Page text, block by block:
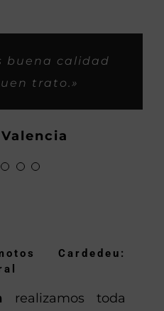
buena calidad
trato.»
tratado
si fueramos
y
para los
buen trabajo.»
y
gasss.»
P.
Cardedeu: